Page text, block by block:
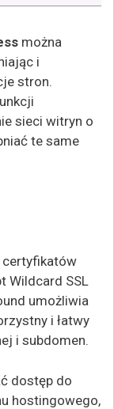
można
i
stron.
sieci witryn o
te same
Wildcard SSL
umożliwia
i łatwy
i subdomen.
dostęp do
hostingowego,